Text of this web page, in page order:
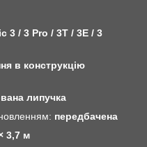
3 / 3 Pro / 3T / 3E / 3
в конструкцію
липучка
передбачена
3,7 м